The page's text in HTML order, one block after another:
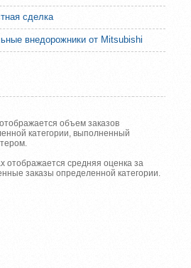
сделка
внедорожники от Mitsubishi
объем заказов
категории, выполненный
отображается средняя оценка за
заказы определенной категории.